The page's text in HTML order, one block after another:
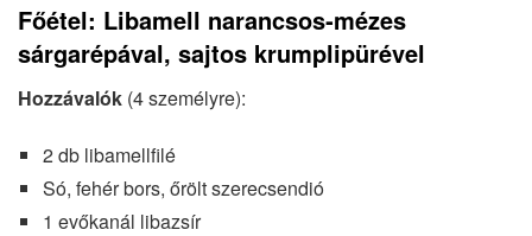
Főétel: Libamell narancsos‐mézes
sárgarépával, sajtos krumplipürével
Hozzávalók (4 személyre):
2 db libamellfilé
Só, fehér bors, őrölt szerecsendió
1 evőkanál libazsír